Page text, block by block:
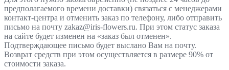
предполагаемого времени доставки) связаться с менеджерами
контакт-центра и отменить заказ по телефону, либо отправить
письмо на почту zakaz@iris-flowers.ru. При этом статус заказа
на сайте будет изменен на «заказ был отменен».
Подтверждающее письмо будет выслано Вам на почту.
Возврат средств при этом осуществляется в размере 90% от
стоимости заказа.